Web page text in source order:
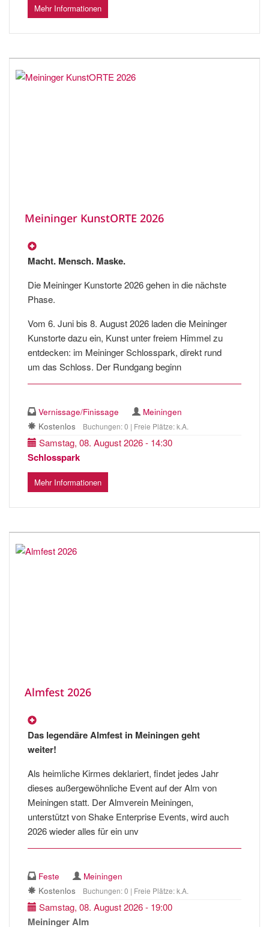
Mehr Informationen
Meininger KunstORTE 2026
Macht. Mensch. Maske.
Die Meininger Kunstorte 2026 gehen in die nächste
Phase.
Vom 6. Juni bis 8. August 2026 laden die Meininger
Kunstorte dazu ein, Kunst unter freiem Himmel zu
entdecken: im Meininger Schlosspark, direkt rund
um das Schloss. Der Rundgang beginn
Vernissage/Finissage
Meiningen
Kostenlos
Buchungen: 0 | Freie Plätze: k.A.
Samstag, 08. August 2026 - 14:30
Schlosspark
Mehr Informationen
Almfest 2026
Das legendäre Almfest in Meiningen geht
weiter!
Als heimliche Kirmes deklariert, findet jedes Jahr
dieses außergewöhnliche Event auf der Alm von
Meiningen statt. Der Almverein Meiningen,
unterstützt von Shake Enterprise Events, wird auch
2026 wieder alles für ein unv
Feste
Meiningen
Kostenlos
Buchungen: 0 | Freie Plätze: k.A.
Samstag, 08. August 2026 - 19:00
Meininger Alm